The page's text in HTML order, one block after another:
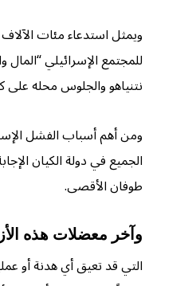
ويمثل استدعاء مئات
للمجتمع الإسرائيلي “المال
نتنياهو والجلوس محله على
ومن أهم أسباب الفشل
الجميع في دولة الكيان
طوفان الأقصى.
وآخر معضلات هذه
التي قد تعيق أي هدنة أو